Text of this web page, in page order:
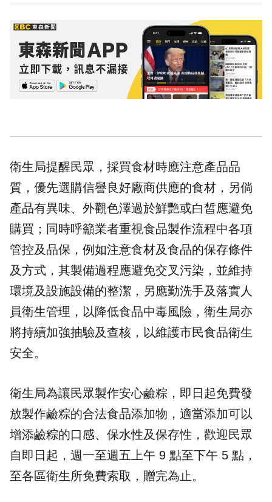
衛生局提醒民眾，採買食材時應注意產品品
質，優先選購信譽良好廠商供應的食材，另倘
產品有異味、外觀色澤過於鮮艷或白皙應避免
購買；同時呼籲業者重視食品製作流程中各項
管控及品保，例如注意食材及食品的保存條件
及方式，其製備過程應避免交叉污染，並維持
環境及設施設備的整潔，另應勤洗手及落實人
員衛生管理，以降低食品中毒風險，衛生局亦
將持續加強抽驗及查核，以維護市民食品衛生
安全。
衛生局為讓民眾製作安心鹼粽，即日起免費發
放製作鹼粽的合法食品添加物，適當添加可以
增添鹼粽的口感、保水性及保存性，歡迎民眾
自即日起，週一至週五上午 9 點至下午 5 點，
至各區衛生所免費索取，贈完為止。